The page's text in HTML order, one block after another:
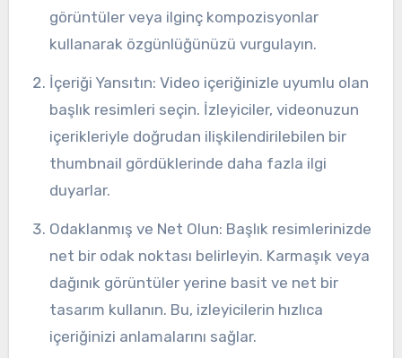
görüntüler veya ilginç kompozisyonlar
kullanarak özgünlüğünüzü vurgulayın.
İçeriği Yansıtın: Video içeriğinizle uyumlu olan
başlık resimleri seçin. İzleyiciler, videonuzun
içerikleriyle doğrudan ilişkilendirilebilen bir
thumbnail gördüklerinde daha fazla ilgi
duyarlar.
Odaklanmış ve Net Olun: Başlık resimlerinizde
net bir odak noktası belirleyin. Karmaşık veya
dağınık görüntüler yerine basit ve net bir
tasarım kullanın. Bu, izleyicilerin hızlıca
içeriğinizi anlamalarını sağlar.